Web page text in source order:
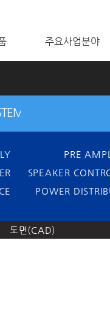
주요사업분야
PRE
SPEAKER
POWER
도면(CAD)